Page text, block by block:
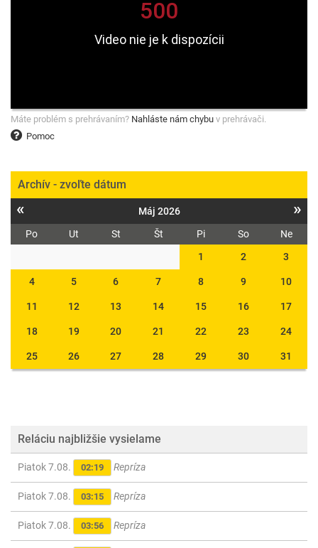
Pomoc
Máte problém s prehrávaním? Nahláste nám chybu v prehrávači.
Archív - zvoľte dátum
« Máj 2026 »
Po Ut St Št Pi So
Ne
1
2 3
4 5 6 7 8 9 10
11 12 13 14 15 16 17
18 19 20 21 22 23 24
25 26 27 28 29 30 31
Reláciu najbližšie vysielame
Piatok 7.08. 02:19 Repríza
Piatok 7.08. 03:15 Repríza
Piatok 7.08. 03:56 Repríza